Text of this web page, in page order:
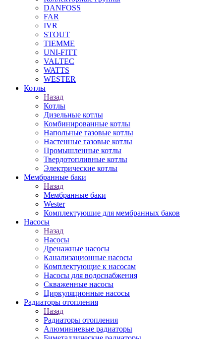
DANFOSS
FAR
IVR
STOUT
TIEMME
UNI-FITT
VALTEC
WATTS
WESTER
Котлы
Назад
Котлы
Дизельные котлы
Комбинированные котлы
Напольные газовые котлы
Настенные газовые котлы
Промышленные котлы
Твердотопливные котлы
Электрические котлы
Мембранные баки
Назад
Мембранные баки
Wester
Комплектуюшие для мембранных баков
Насосы
Назад
Насосы
Дренажные насосы
Канализационные насосы
Комплектующие к насосам
Насосы для водоснабжения
Скваженные насосы
Циркуляционные насосы
Радиаторы отопления
Назад
Радиаторы отопления
Алюминиевые радиаторы